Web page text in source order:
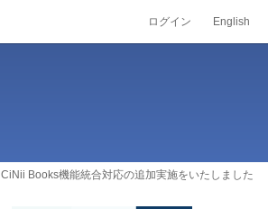
ログイン English
CiNii Books機能統合対応の追加実施をいたしました